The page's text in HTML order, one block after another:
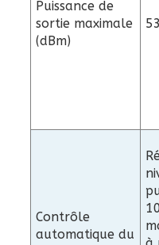
Puissance de
sortie maximale
(dBm)
Contrôle
automatique du